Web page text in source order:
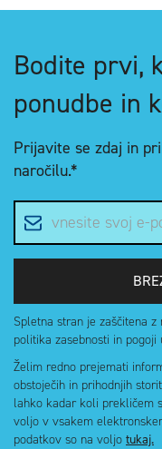
Bodite prvi,
ponudbe in
Prijavite se zdaj in
naročilu.*
Spletna stran je zaščitena z
politika zasebnosti in pogoji
Želim redno prejemati
obstoječih in prihodnjih
lahko kadar koli prekličem
voljo v vsakem
podatkov so na voljo tukaj.